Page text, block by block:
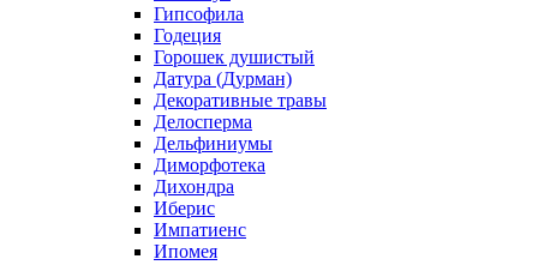
Гипсофила
Годеция
Горошек душистый
Датура (Дурман)
Декоративные травы
Делосперма
Дельфиниумы
Диморфотека
Дихондра
Иберис
Импатиенс
Ипомея